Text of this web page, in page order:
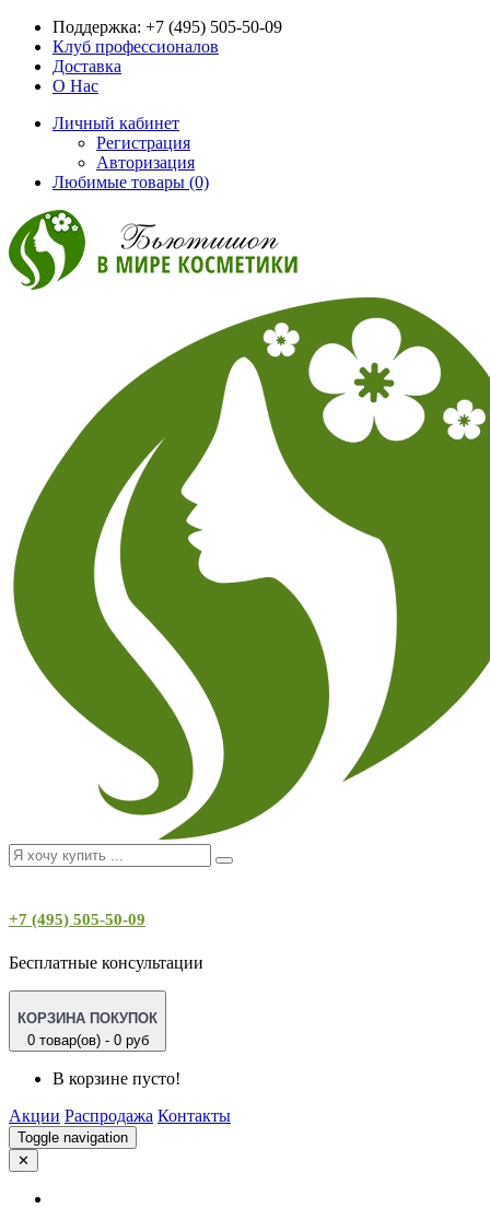
Поддержка: +7 (495) 505-50-09
Клуб профессионалов
Доставка
О Нас
Личный кабинет
Регистрация
Авторизация
Любимые товары (0)
+7 (495) 505-50-09
Бесплатные консультации
КОРЗИНА ПОКУПОК
0 товар(ов) - 0 руб
В корзине пусто!
Акции Распродажа Контакты
Toggle navigation
✕